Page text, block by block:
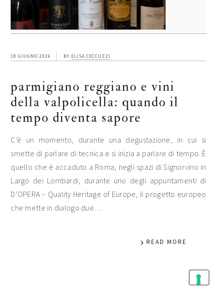
18 GIUGNO 2026 BY ELISA CECCUZZI
parmigiano reggiano e vini
della valpolicella: quando il
tempo diventa sapore
C’è un momento, durante una degustazione, in cui si
smette di parlare di tecnica e si inizia a parlare di tempo. È
quello che è accaduto a Roma, negli spazi di Signorvino in
Largo dei Lombardi, durante uno degli appuntamenti di
D’OPERA – Quality Heritage of Europe, il progetto europeo
che mette in dialogo due…
READ MORE